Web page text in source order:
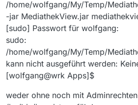
/home/wolfgang/My/Temp/
-jar MediathekView.jar
[sudo] Passwort für wolfgang:
sudo:
/home/wolfgang/My/Temp/
kann nicht ausgeführt werden:
[wolfgang@wrk Apps]$
weder ohne noch mit